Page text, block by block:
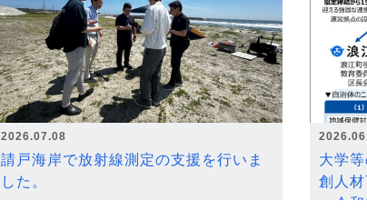
2026.07.08
請戸海岸で放射線測定の支援を行いま
した。
大学
創人
～令